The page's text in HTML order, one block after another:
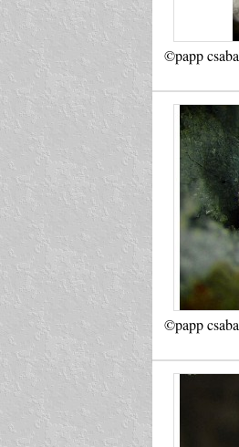
©papp csaba
©papp csaba